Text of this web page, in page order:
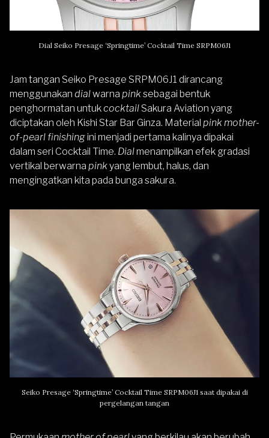
Dial Seiko Presage ‘Springtime’ Cocktail Time SRPM06J1
Jam tangan Seiko Presage SRPM06J1 dirancang
menggunakan dialwarna pinksebagai bentuk
penghormatan untukcocktail Sakura Aviation yang
diciptakan oleh Kishi Star Bar Ginza. Material pink mother-
of-pearl finishingini menjadi pertama kalinya dipakai
dalam seri Cocktail Time. Dialmenampilkan efek gradasi
vertikal berwarna pinkyang lembut, halus, dan
mengingatkan kita pada bunga sakura.
Seiko Presage ‘Springtime’ Cocktail Time SRPM06J1 saat dipakai di
pergelangan tangan